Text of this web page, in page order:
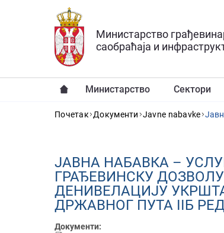
Прескочи на главни део садржаја
Министарство
саобраћаја и
Министарство Сектори
YOU ARE HERE
Почетак Документи Javne nabavke
JАВНA НАБАВКA –
ГРАЂЕВИНСКУ
ДЕНИВЕЛАЦИЈУ
ДРЖАВНОГ ПУТА IIБ
Документи: